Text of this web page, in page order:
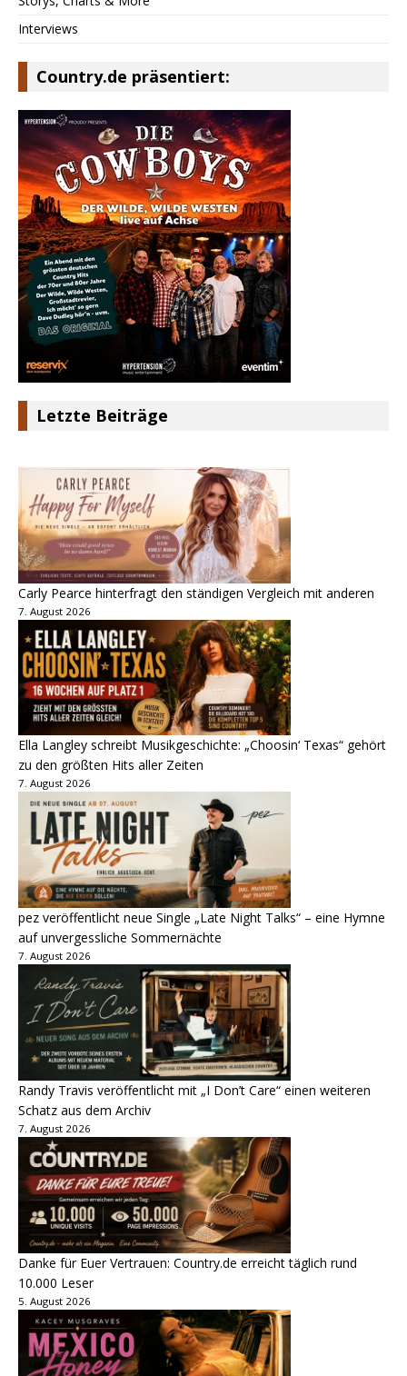
Interviews
Country.de präsentiert:
Letzte Beiträge
Carly Pearce hinterfragt den ständigen Vergleich mit anderen
7. August 2026
Ella Langley schreibt Musikgeschichte: „Choosin‘ Texas“ gehört
zu den größten Hits aller Zeiten
7. August 2026
pez veröffentlicht neue Single „Late Night Talks“ – eine Hymne
auf unvergessliche Sommernächte
7. August 2026
Randy Travis veröffentlicht mit „I Don’t Care“ einen weiteren
Schatz aus dem Archiv
7. August 2026
Danke für Euer Vertrauen: Country.de erreicht täglich rund
10.000 Leser
5. August 2026